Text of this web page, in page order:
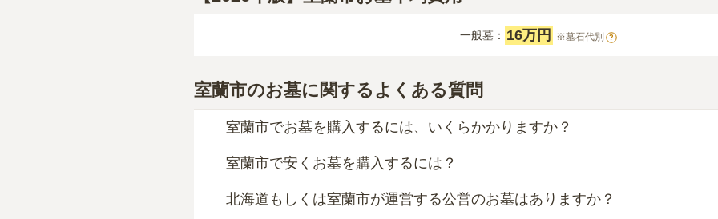
一般墓： 16万円 ※墓石代別 ?
室蘭市のお墓に関するよくある質問
室蘭市でお墓を購入するには、いくらかかりますか？
室蘭市での購入費用の目安は、一般墓が約191万円
一般墓を建てる場合は、「永代使用料（土地代）」と「墓石代」の2つが主な費用とな
室蘭市
の一般墓の永代使用料の平均は 16万円 で、墓石代は 北海道の平均
室蘭市で安くお墓を購入するには？
室蘭市で一番安価なお墓は、室蘭市営 望洋台霊園の一般墓で、9万円
北海道もしくは室蘭市が運営する公営のお墓はありますか？